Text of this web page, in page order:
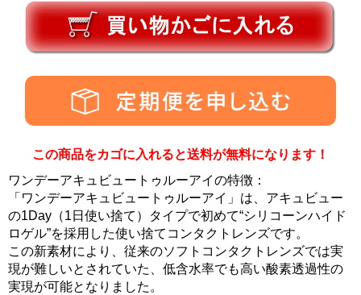
この商品をカゴに入れると送料が無料になります！
ワンデーアキュビュートゥルーアイの特徴：
「ワンデーアキュビュートゥルーアイ」は、アキュビュー
の1Day（1日使い捨て）タイプで初めて“シリコーンハイド
ロゲル”を採用した使い捨てコンタクトレンズです。
この新素材により、従来のソフトコンタクトレンズでは実
現が難しいとされていた、低含水率でも高い酸素透過性の
実現が可能となりました。